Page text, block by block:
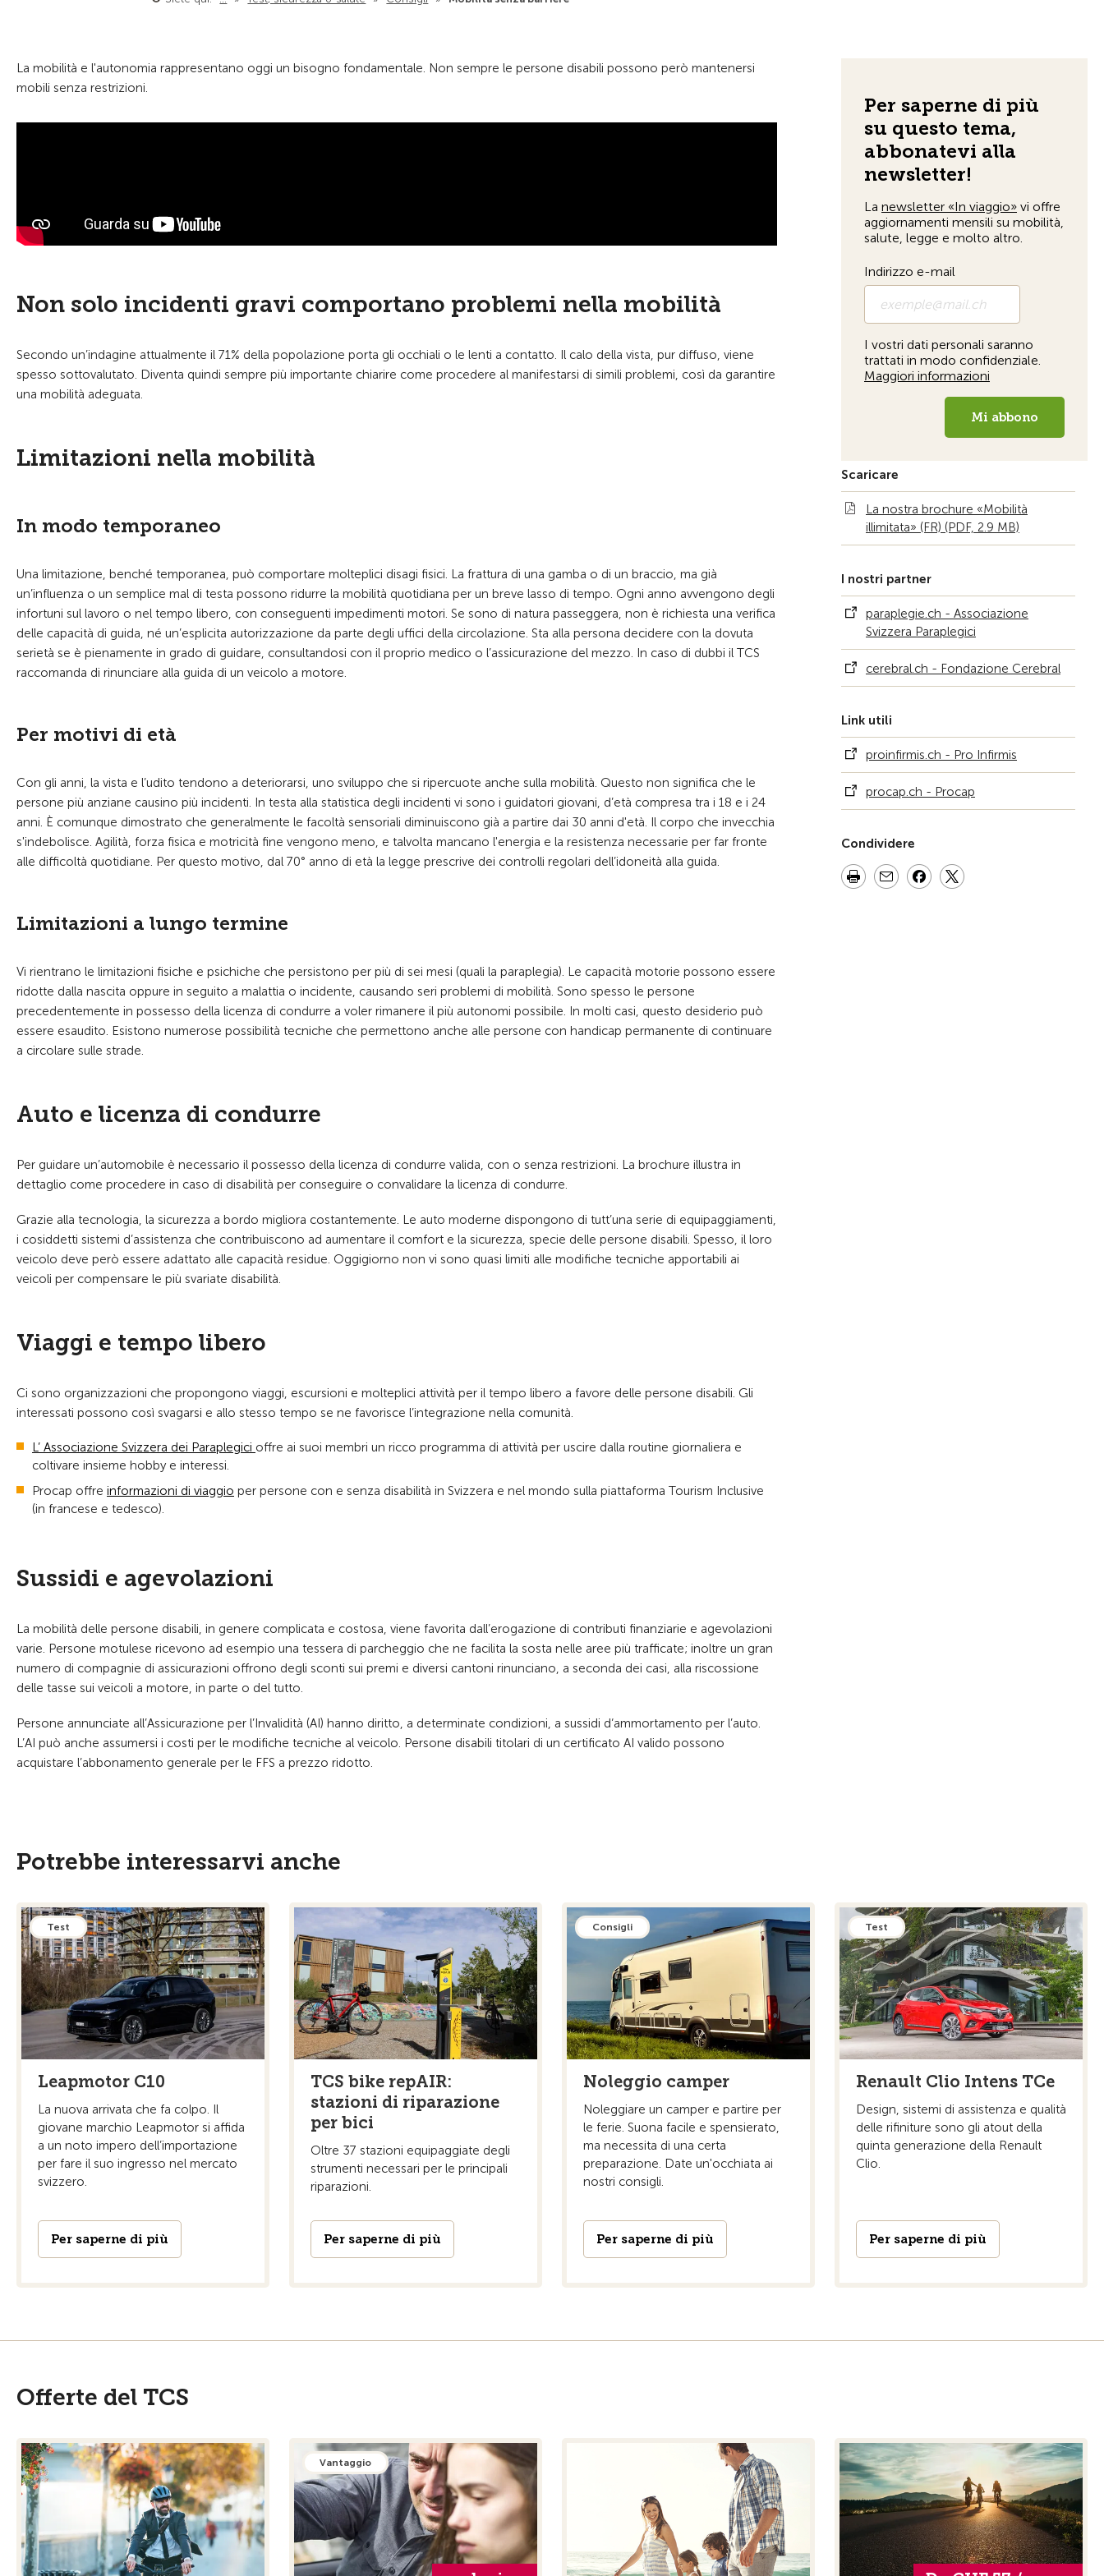
La mobilità e l'autonomia rappresentano oggi un bisogno fondamentale. Non sempre le persone disabili possono però mantenersi
mobili senza restrizioni.
Non solo incidenti gravi comportano problemi nella mobilità
Secondo un’indagine attualmente il 71% della popolazione porta gli occhiali o le lenti a contatto. Il calo della vista, pur diffuso, viene
spesso sottovalutato. Diventa quindi sempre più importante chiarire come procedere al manifestarsi di simili problemi, così da garantire
una mobilità adeguata.
Limitazioni nella mobilità
In modo temporaneo
Una limitazione, benché temporanea, può comportare molteplici disagi fisici. La frattura di una gamba o di un braccio, ma già
un’influenza o un semplice mal di testa possono ridurre la mobilità quotidiana per un breve lasso di tempo. Ogni anno avvengono degli
infortuni sul lavoro o nel tempo libero, con conseguenti impedimenti motori. Se sono di natura passeggera, non è richiesta una verifica
delle capacità di guida, né un’esplicita autorizzazione da parte degli uffici della circolazione. Sta alla persona decidere con la dovuta
serietà se è pienamente in grado di guidare, consultandosi con il proprio medico o l’assicurazione del mezzo. In caso di dubbi il TCS
raccomanda di rinunciare alla guida di un veicolo a motore.
Per motivi di età
Con gli anni, la vista e l’udito tendono a deteriorarsi, uno sviluppo che si ripercuote anche sulla mobilità. Questo non significa che le
persone più anziane causino più incidenti. In testa alla statistica degli incidenti vi sono i guidatori giovani, d’età compresa tra i 18 e i 24
anni. È comunque dimostrato che generalmente le facoltà sensoriali diminuiscono già a partire dai 30 anni d'età. Il corpo che invecchia
s'indebolisce. Agilità, forza fisica e motricità fine vengono meno, e talvolta mancano l'energia e la resistenza necessarie per far fronte
alle difficoltà quotidiane. Per questo motivo, dal 70° anno di età la legge prescrive dei controlli regolari dell’idoneità alla guida.
Limitazioni a lungo termine
Vi rientrano le limitazioni fisiche e psichiche che persistono per più di sei mesi (quali la paraplegia). Le capacità motorie possono essere
ridotte dalla nascita oppure in seguito a malattia o incidente, causando seri problemi di mobilità. Sono spesso le persone
precedentemente in possesso della licenza di condurre a voler rimanere il più autonomi possibile. In molti casi, questo desiderio può
essere esaudito. Esistono numerose possibilità tecniche che permettono anche alle persone con handicap permanente di continuare
a circolare sulle strade.
Auto e licenza di condurre
Per guidare un’automobile è necessario il possesso della licenza di condurre valida, con o senza restrizioni. La brochure illustra in
dettaglio come procedere in caso di disabilità per conseguire o convalidare la licenza di condurre.
Grazie alla tecnologia, la sicurezza a bordo migliora costantemente. Le auto moderne dispongono di tutt’una serie di equipaggiamenti,
i cosiddetti sistemi d’assistenza che contribuiscono ad aumentare il comfort e la sicurezza, specie delle persone disabili. Spesso, il loro
veicolo deve però essere adattato alle capacità residue. Oggigiorno non vi sono quasi limiti alle modifiche tecniche apportabili ai
veicoli per compensare le più svariate disabilità.
Viaggi e tempo libero
Ci sono organizzazioni che propongono viaggi, escursioni e molteplici attività per il tempo libero a favore delle persone disabili. Gli
interessati possono così svagarsi e allo stesso tempo se ne favorisce l’integrazione nella comunità.
L’ Associazione Svizzera dei Paraplegici offre ai suoi membri un ricco programma di attività per uscire dalla routine giornaliera e
coltivare insieme hobby e interessi.
Procap offre informazioni di viaggio per persone con e senza disabilità in Svizzera e nel mondo sulla piattaforma Tourism Inclusive
(in francese e tedesco).
Sussidi e agevolazioni
La mobilità delle persone disabili, in genere complicata e costosa, viene favorita dall’erogazione di contributi finanziarie e agevolazioni
varie. Persone motulese ricevono ad esempio una tessera di parcheggio che ne facilita la sosta nelle aree più trafficate; inoltre un gran
numero di compagnie di assicurazioni offrono degli sconti sui premi e diversi cantoni rinunciano, a seconda dei casi, alla riscossione
delle tasse sui veicoli a motore, in parte o del tutto.
Persone annunciate all’Assicurazione per l’Invalidità (AI) hanno diritto, a determinate condizioni, a sussidi d‘ammortamento per l’auto.
L’AI può anche assumersi i costi per le modifiche tecniche al veicolo. Persone disabili titolari di un certificato AI valido possono
acquistare l’abbonamento generale per le FFS a prezzo ridotto.
Scaricare
La nostra brochure «Mobilità
illimitata» (FR) (PDF, 2.9 MB)
I nostri partner
paraplegie.ch - Associazione
Svizzera Paraplegici
cerebral.ch - Fondazione Cerebral
Link utili
proinfirmis.ch - Pro Infirmis
procap.ch - Procap
Condividere
Potrebbe interessarvi anche
Test
Leapmotor C10
La nuova arrivata che fa colpo. Il
giovane marchio Leapmotor si affida
a un noto impero dell’importazione
per fare il suo ingresso nel mercato
svizzero.
Per saperne di più
TCS bike repAIR:
stazioni di riparazione
per bici
Oltre 37 stazioni equipaggiate degli
strumenti necessari per le principali
riparazioni.
Per saperne di più
Consigli
Noleggio camper
Noleggiare un camper e partire per
le ferie. Suona facile e spensierato,
ma necessita di una certa
preparazione. Date un'occhiata ai
nostri consigli.
Per saperne di più
Test
Renault Clio Intens TCe
Design, sistemi di assistenza e qualità
delle rifiniture sono gli atout della
quinta generazione della Renault
Clio.
Per saperne di più
Offerte del TCS
Vantaggio